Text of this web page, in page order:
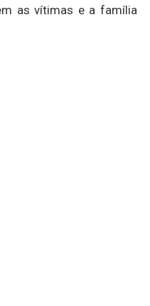
as vítimas e a família